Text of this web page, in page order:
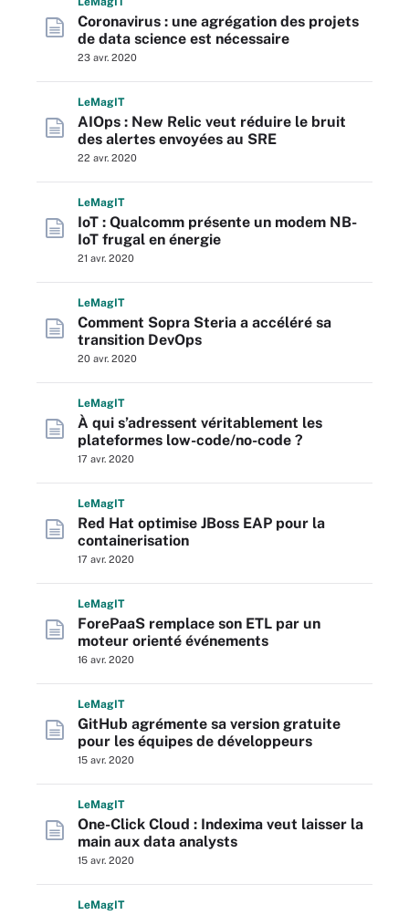
Coronavirus : une agrégation des projets
de data science est nécessaire
23 avr. 2020
LeMagIT
AIOps : New Relic veut réduire le bruit
des alertes envoyées au SRE
22 avr. 2020
LeMagIT
IoT : Qualcomm présente un modem NB-
IoT frugal en énergie
21 avr. 2020
LeMagIT
Comment Sopra Steria a accéléré sa
transition DevOps
20 avr. 2020
LeMagIT
À qui s’adressent véritablement les
plateformes low-code/no-code ?
17 avr. 2020
LeMagIT
Red Hat optimise JBoss EAP pour la
containerisation
17 avr. 2020
LeMagIT
ForePaaS remplace son ETL par un
moteur orienté événements
16 avr. 2020
LeMagIT
GitHub agrémente sa version gratuite
pour les équipes de développeurs
15 avr. 2020
LeMagIT
One-Click Cloud : Indexima veut laisser la
main aux data analysts
15 avr. 2020
LeMagIT